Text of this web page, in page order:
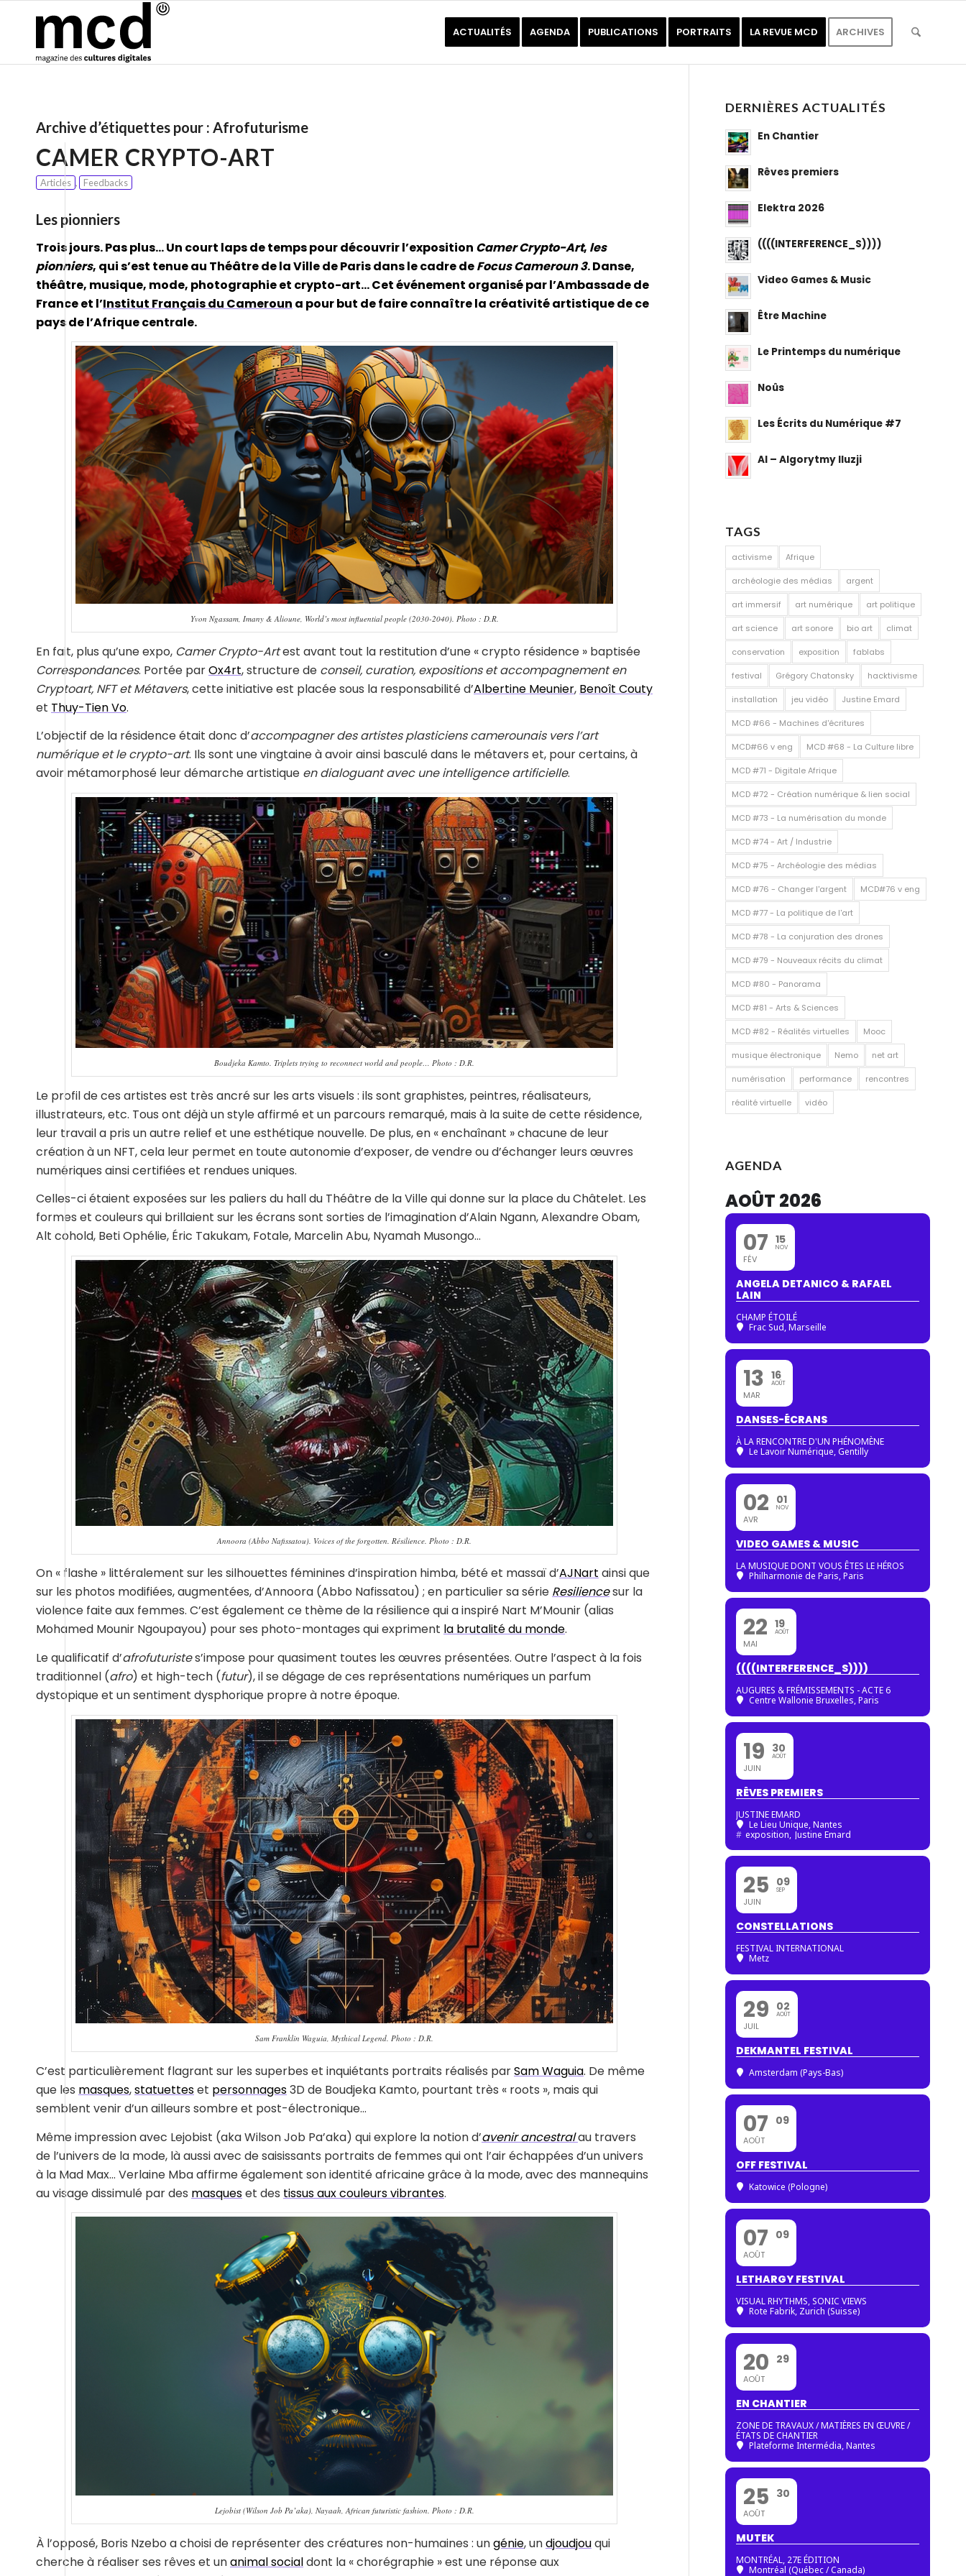
ACTUALITÉS AGENDA PUBLICATIONS PORTRAITS LA REVUE MCD ARCHIVES
Archive d’étiquettes pour : Afrofuturisme
CAMER CRYPTO-ART
Articles , Feedbacks
Les pionniers
Trois jours. Pas plus… Un court laps de temps pour découvrir l’exposition Camer Crypto-Art, les
pionniers, qui s’est tenue au Théâtre de la Ville de Paris dans le cadre deFocus Cameroun 3. Danse,
théâtre, musique, mode, photographie et crypto-art… Cet événement organisé par l’Ambassade de
France et l’Institut Français du Cameroun a pour but de faire connaître la créativité artistique de ce
pays de l’Afrique centrale.
Yvon Ngassam, Imany & Alioune, World’s most influential people (2030-2040). Photo : D.R.
En fait, plus qu’une expo, Camer Crypto-Artest avant tout la restitution d’une « crypto résidence » baptisée
Correspondances. Portée parOx4rt, structure de conseil, curation, expositions et accompagnement en
Cryptoart, NFT et Métavers, cette initiative est placée sous la responsabilité d’Albertine Meunier, Benoît Couty
et Thuy-Tien Vo.
L’objectif de la résidence était donc d’accompagner des artistes plasticiens camerounais vers l’art
numérique et le crypto-art. Ils sont une vingtaine à avoir ainsi basculé dans le métavers et, pour certains, à
avoir métamorphosé leur démarche artistique en dialoguant avec une intelligence artificielle.
Boudjeka Kamto. Triplets trying to reconnect world and people… Photo : D.R.
Le profil de ces artistes est très ancré sur les arts visuels : ils sont graphistes, peintres, réalisateurs,
illustrateurs, etc. Tous ont déjà un style affirmé et un parcours remarqué, mais à la suite de cette résidence,
leur travail a pris un autre relief et une esthétique nouvelle. De plus, en « enchaînant » chacune de leur
création à un NFT, cela leur permet en toute autonomie d’exposer, de vendre ou d’échanger leurs œuvres
numériques ainsi certifiées et rendues uniques.
Celles-ci étaient exposées sur les paliers du hall du Théâtre de la Ville qui donne sur la place du Châtelet. Les
formes et couleurs qui brillaient sur les écrans sont sorties de l’imagination d’Alain Ngann, Alexandre Obam,
Alt cohold, Beti Ophélie, Éric Takukam, Fotale, Marcelin Abu, Nyamah Musongo…
Annoora (Abbo Nafissatou). Voices of the forgotten. Résilience. Photo : D.R.
On « flashe » littéralement sur les silhouettes féminines d’inspiration himba, bété et massaï d’AJNart ainsi que
sur les photos modifiées, augmentées, d’Annoora (Abbo Nafissatou) ; en particulier sa série Resiliencesur la
violence faite aux femmes. C’est également ce thème de la résilience qui a inspiré Nart M’Mounir (alias
Mohamed Mounir Ngoupayou) pour ses photo-montages qui expriment la brutalité du monde.
Le qualificatif d’afrofuturistes’impose pour quasiment toutes les œuvres présentées. Outre l’aspect à la fois
traditionnel (afro) et high-tech (futur), il se dégage de ces représentations numériques un parfum
dystopique et un sentiment dysphorique propre à notre époque.
Sam Franklin Waguia, Mythical Legend. Photo : D.R.
C’est particulièrement flagrant sur les superbes et inquiétants portraits réalisés parSam Waguia. De même
que les masques,statuetteset personnages3D de Boudjeka Kamto, pourtant très « roots », mais qui
semblent venir d’un ailleurs sombre et post-électronique…
Même impression avec Lejobist (aka Wilson Job Pa’aka) qui explore la notion d’avenir ancestralau travers
de l’univers de la mode, là aussi avec de saisissants portraits de femmes qui ont l’air échappées d’un univers
à la Mad Max… Verlaine Mba affirme également son identité africaine grâce à la mode, avec des mannequins
au visage dissimulé par des masqueset des tissus aux couleurs vibrantes.
Lejobist (Wilson Job Pa’aka), Nayaah, African futuristic fashion. Photo : D.R.
À l’opposé, Boris Nzebo a choisi de représenter des créatures non-humaines : ungénie, undjoudjouqui
cherche à réaliser ses rêves et unanimal socialdont la « chorégraphie » est une réponse aux
DERNIÈRES ACTUALITÉS
En Chantier
Rêves premiers
Elektra 2026
((((INTERFERENCE_S))))
Video Games & Music
Être Machine
Le Printemps du numérique
Noûs
Les Écrits du Numérique #7
AI – Algorytmy Iluzji
TAGS
activisme Afrique
archéologie des médias argent
art immersif art numérique art politique
art science art sonore bio art climat
conservation exposition fablabs
festival Grégory Chatonsky hacktivisme
installation jeu vidéo Justine Emard
MCD #66 - Machines d'écritures
MCD#66 v eng MCD #68 - La Culture libre
MCD #71 - Digitale Afrique
MCD #72 - Création numérique & lien social
MCD #73 - La numérisation du monde
MCD #74 - Art / Industrie
MCD #75 - Archéologie des médias
MCD #76 - Changer l'argent MCD#76 v eng
MCD #77 - La politique de l'art
MCD #78 - La conjuration des drones
MCD #79 - Nouveaux récits du climat
MCD #80 - Panorama
MCD #81 - Arts & Sciences
MCD #82 - Réalités virtuelles Mooc
musique électronique Nemo net art
numérisation performance rencontres
réalité virtuelle vidéo
AGENDA
AOÛT 2026
07
FÉV
15
NOV
ANGELA DETANICO & RAFAEL
LAIN
CHAMP ÉTOILÉ
Frac Sud, Marseille
13
MAR
16
AOÛT
DANSES-ÉCRANS
À LA RENCONTRE D'UN PHÉNOMÈNE
Le Lavoir Numérique, Gentilly
02
AVR
01
NOV
VIDEO GAMES & MUSIC
LA MUSIQUE DONT VOUS ÊTES LE HÉROS
Philharmonie de Paris, Paris
22
MAI
19
AOÛT
((((INTERFERENCE_S))))
AUGURES & FRÉMISSEMENTS - ACTE 6
Centre Wallonie Bruxelles, Paris
19
JUIN
30
AOÛT
RÊVES PREMIERS
JUSTINE EMARD
Le Lieu Unique, Nantes
# exposition, Justine Emard
25
JUIN
09
SEP
CONSTELLATIONS
FESTIVAL INTERNATIONAL
Metz
29
JUIL
02
AOÛT
DEKMANTEL FESTIVAL
Amsterdam (Pays-Bas)
07
AOÛT
09
OFF FESTIVAL
Katowice (Pologne)
07
AOÛT
09
LETHARGY FESTIVAL
VISUAL RHYTHMS, SONIC VIEWS
Rote Fabrik, Zurich (Suisse)
20
AOÛT
29
EN CHANTIER
ZONE DE TRAVAUX / MATIÈRES EN ŒUVRE /
ÉTATS DE CHANTIER
Plateforme Intermédia, Nantes
25
AOÛT
30
MUTEK
MONTRÉAL, 27E ÉDITION
Montréal (Québec / Canada)